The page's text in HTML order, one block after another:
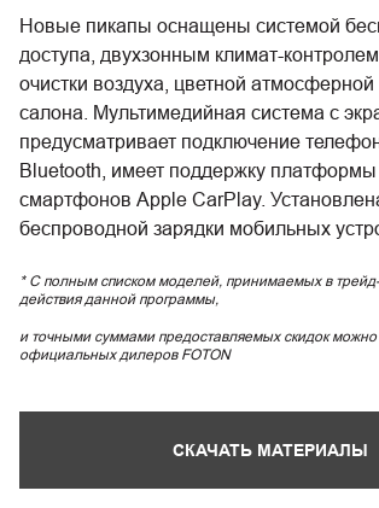
Новые пикапы оснащены системой
доступа, двухзонным климат-
очистки воздуха, цветной атмосферной
салона. Мультимедийная система с
предусматривает подключение
Bluetooth, имеет поддержку платформы
смартфонов Apple CarPlay.
беспроводной зарядки мобильных
* С полным списком моделей, принимаемых в
действия данной программы,
и точными суммами предоставляемых скидок можно
официальных дилеров FOTON
СКАЧАТЬ МАТЕРИАЛЫ